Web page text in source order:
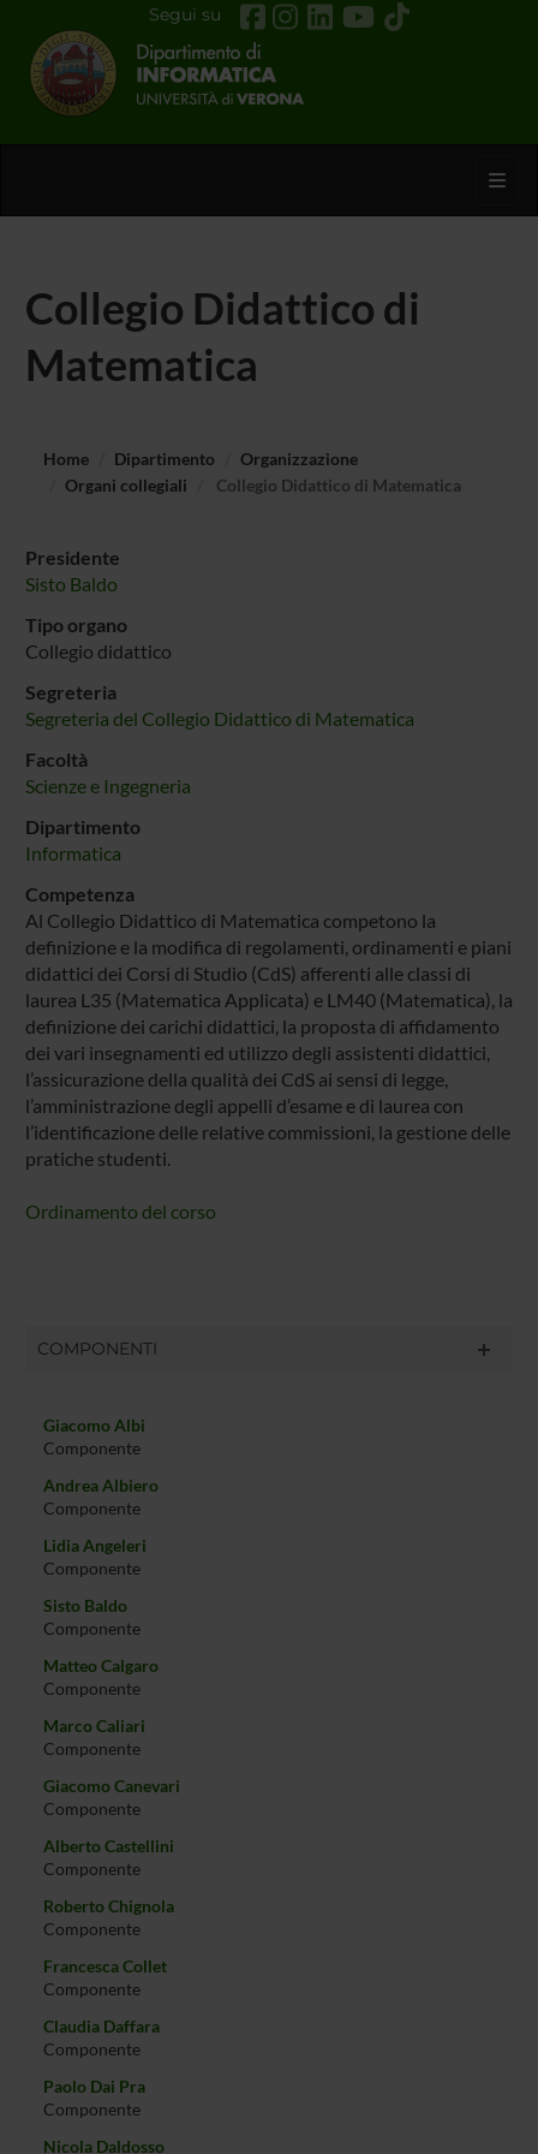
Segui su
Collegio Didattico di
Matematica
Home Dipartimento
Organizzazione
Organi collegiali
Collegio Didattico di Matematica
Presidente
Sisto Baldo
Tipo organo
Collegio didattico
Segreteria
Segreteria del Collegio Didattico di Matematica
Facoltà
Scienze e Ingegneria
Dipartimento
Informatica
Competenza
Al Collegio Didattico di Matematica competono la
definizione e la modifica di regolamenti, ordinamenti e piani
didattici dei Corsi di Studio (CdS) afferenti alle classi di
laurea L35 (Matematica Applicata) e LM40 (Matematica), la
definizione dei carichi didattici, la proposta di affidamento
dei vari insegnamenti ed utilizzo degli assistenti didattici,
l’assicurazione della qualità dei CdS ai sensi di legge,
l’amministrazione degli appelli d’esame e di laurea con
l’identificazione delle relative commissioni, la gestione delle
pratiche studenti.
Ordinamento del corso
COMPONENTI
Giacomo Albi
Componente
Andrea Albiero
Componente
Lidia Angeleri
Componente
Sisto Baldo
Componente
Matteo Calgaro
Componente
Marco Caliari
Componente
Giacomo Canevari
Componente
Alberto Castellini
Componente
Roberto Chignola
Componente
Francesca Collet
Componente
Claudia Daffara
Componente
Paolo Dai Pra
Componente
Nicola Daldosso